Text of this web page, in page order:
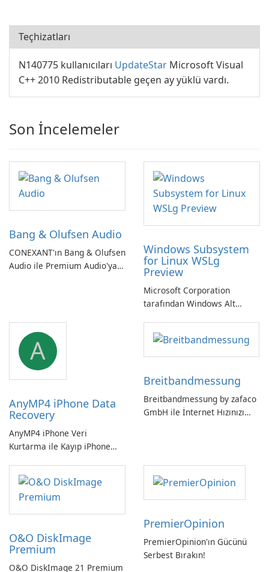
Teçhizatları
N140775 kullanıcıları UpdateStar Microsoft Visual
C++ 2010 Redistributable geçen ay yüklü vardı.
Son İncelemeler
Bang & Olufsen Audio
CONEXANT'ın Bang & Olufsen
Audio ile Premium Audio'ya
Windows Subsystem
for Linux WSLg
Preview
Microsoft Corporation
tarafından Windows Alt
Linux ve Windows
ortamlarının sorunsuz
entegrasyonu için
A
AnyMP4 iPhone Data
Recovery
AnyMP4 iPhone Veri
Kurtarma ile Kayıp iPhone
Breitbandmessung
Breitbandmessung by zafaco
GmbH ile İnternet Hızınızı
O&O DiskImage
Premium
O&O DiskImage 21 Premium
PremierOpinion
PremierOpinion'ın Gücünü
Serbest Bırakın!